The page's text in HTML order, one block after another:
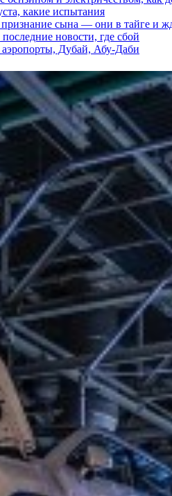
какие испытания
признание сына — они в тайге и
новости, где сбой
Дубай, Абу-Даби